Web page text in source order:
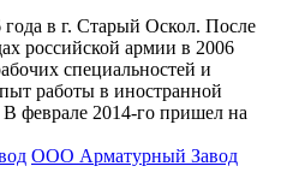
года в г. Старый Оскол. После
российской армии в 2006
специальностей и
работы в иностранной
феврале 2014-го пришел на
ООО Арматурный Завод